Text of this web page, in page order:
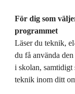
För dig som
programmet
Läser du teknik,
du få använda
i skolan, samtidigt
teknik inom ditt